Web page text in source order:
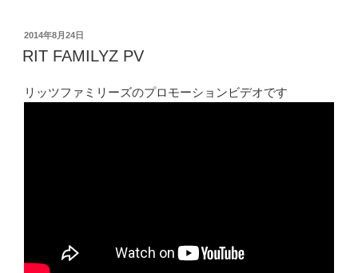
投
稿
日:
2014年8月24日
RIT FAMILYZ PV
リッツファミリーズのプロモーションビデオです